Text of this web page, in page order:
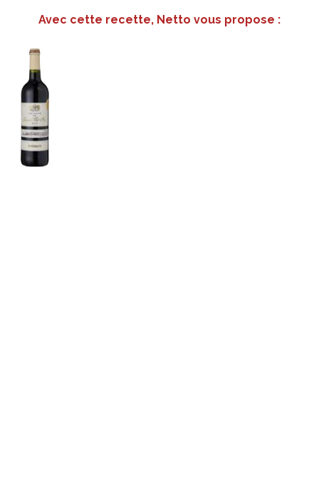
Avec cette recette, Netto vous propose :